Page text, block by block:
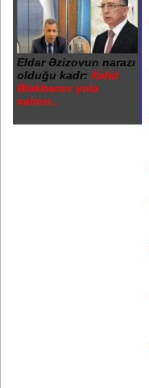
Eldar Əzizovun narazı
olduğu kadr: Xalid
Ələkbərov yola
salınır...